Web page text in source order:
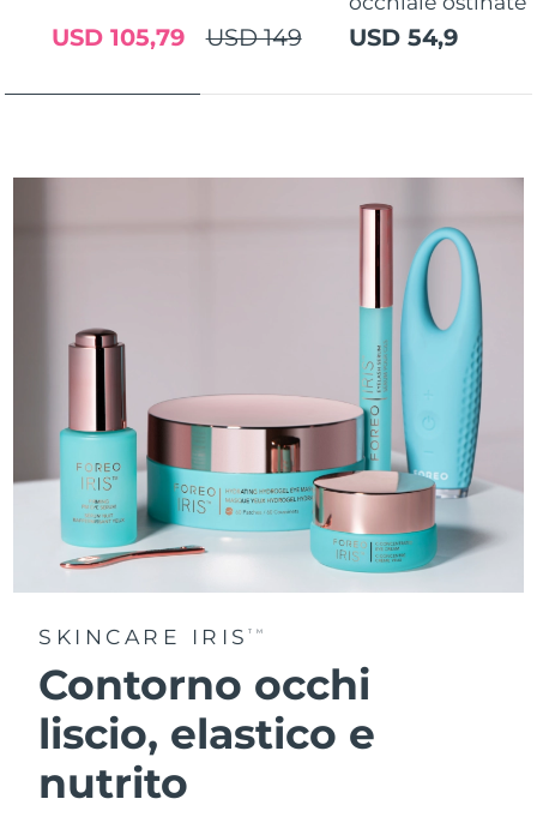
USD 149
USD 105,79 USD 54,9
SKINCARE IRISTM
Contorno occhi
liscio, elastico e
nutrito